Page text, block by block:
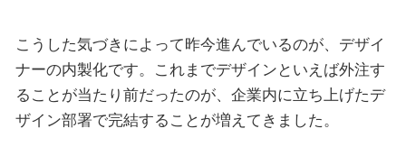
こうした気づきによって昨今進んでいるのが、デザイ
ナーの内製化です。これまでデザインといえば外注す
ることが当たり前だったのが、企業内に立ち上げたデ
ザイン部署で完結することが増えてきました。